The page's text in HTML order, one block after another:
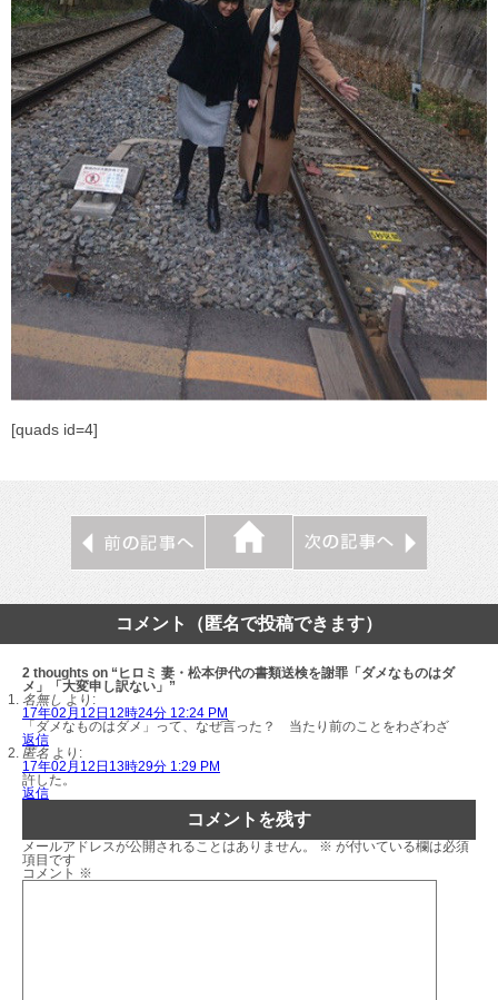
[quads id=4]
コメント（匿名で投稿できます）
2 thoughts on “ヒロミ 妻・松本伊代の書類送検を謝罪「ダメなものはダ
メ」「大変申し訳ない」”
名無し より:
17年02月12日12時24分 12:24 PM
「ダメなものはダメ」って、なぜ言った？ 当たり前のことをわざわざ
返信
匿名 より:
17年02月12日13時29分 1:29 PM
許した。
返信
コメントを残す
メールアドレスが公開されることはありません。 ※ が付いている欄は必須
項目です
コメント ※